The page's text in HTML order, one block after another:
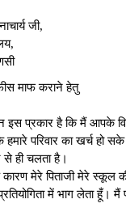
जी,
माफ कराने हेतु
इस प्रकार है कि मैं आपके
हमारे परिवार का खर्च
से ही चलता है।
मेरे पिताजी मेरे स्कूल
में भाग लेता हूँ। मैं